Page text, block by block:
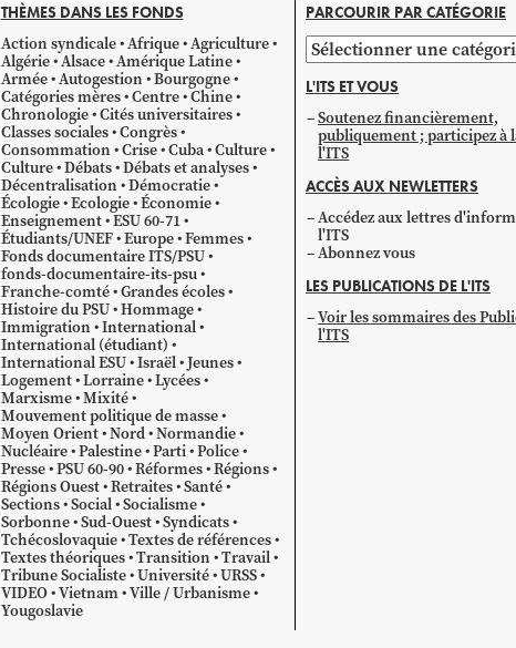
THÈMES DANS LES FONDS
Action syndicale Afrique Agriculture
Algérie Alsace Amérique Latine
Armée Autogestion Bourgogne
Catégories mères Centre Chine
Chronologie Cités universitaires
Classes sociales Congrès
Consommation Crise Cuba Culture
Culture Débats Débats et analyses
Décentralisation Démocratie
Écologie Ecologie Économie
Enseignement ESU 60-71
Étudiants/UNEF Europe Femmes
Fonds documentaire ITS/PSU
fonds-documentaire-its-psu
Franche-comté Grandes écoles
Histoire du PSU Hommage
Immigration International
International (étudiant)
International ESU Israël Jeunes
Logement Lorraine Lycées
Marxisme Mixité
Mouvement politique de masse
Moyen Orient Nord Normandie
Nucléaire Palestine Parti Police
Presse PSU 60-90 Réformes Régions
Régions Ouest Retraites Santé
Sections Social Socialisme
Sorbonne Sud-Ouest Syndicats
Tchécoslovaquie Textes de références
Textes théoriques Transition Travail
Tribune Socialiste Université URSS
VIDEO Vietnam Ville / Urbanisme
Yougoslavie
PARCOURIR PAR CATÉGORIE
Parcourir
par
catégorie
L'ITS ET VOUS
Soutenez financièrement,
publiquement ; participez à
l'ITS
ACCÈS AUX NEWLETTERS
Accédez aux lettres
l'ITS
Abonnez vous
LES PUBLICATIONS DE L'ITS
Voir les sommaires des
l'ITS